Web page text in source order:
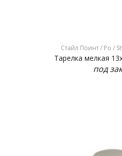
Стайл Поинт / Ро /
Тарелка мелкая
под